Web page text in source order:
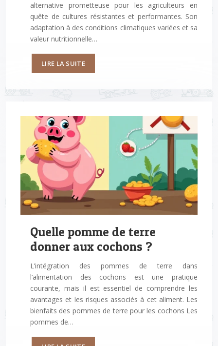
alternative prometteuse pour les agriculteurs en
quête de cultures résistantes et performantes. Son
adaptation à des conditions climatiques variées et sa
valeur nutritionnelle…
LIRE LA SUITE
Quelle pomme de terre
donner aux cochons ?
L’intégration des pommes de terre dans
l’alimentation des cochons est une pratique
courante, mais il est essentiel de comprendre les
avantages et les risques associés à cet aliment. Les
bienfaits des pommes de terre pour les cochons Les
pommes de…